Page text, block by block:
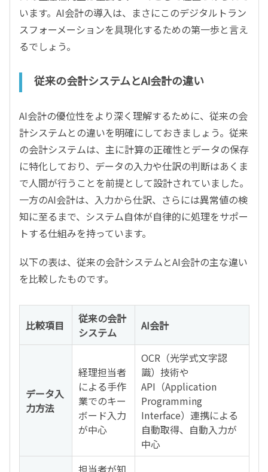
います。AI会計の導入は、まさにこのデジタルトラン
スフォーメーションを具現化するための第一歩と言え
るでしょう。
従来の会計システムとAI会計の違い
AI会計の優位性をより深く理解するために、従来の会
計システムとの違いを明確にしておきましょう。従来
の会計システムは、主に計算の正確性とデータの保存
に特化しており、データの入力や仕訳の判断はあくま
で人間が行うことを前提として設計されていました。
一方のAI会計は、入力から仕訳、さらには異常値の検
知に至るまで、システム自体が自律的に処理をサポー
トする仕組みを持っています。
以下の表は、従来の会計システムとAI会計の主な違い
を比較したものです。
比較項目
従来の会計
システム
AI会計
データ入
力方法
経理担当者
による手作
業でのキー
ボード入力
が中心
OCR（光学式文字認
識）技術や
API（Application
Programming
Interface）連携による
自動取得、自動入力が
中心
担当者が知